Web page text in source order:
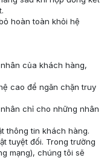
hoàn toàn khỏi hệ
của khách hàng,
cao để ngăn chặn truy
chỉ cho những nhân
thông tin khách hàng.
tuyệt đối. Trong trường
mạng), chúng tôi sẽ